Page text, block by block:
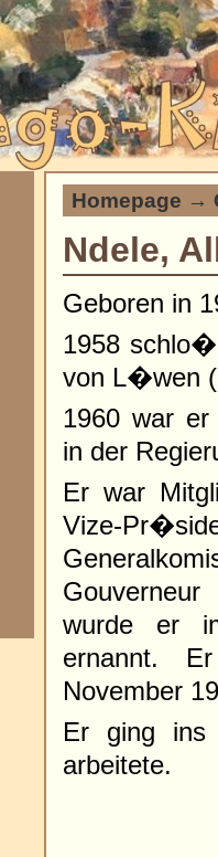
Homepage →
Ndele,
Geboren in
1958
von L�wen
1960 war er
in der
Er war
Vize-
wurde er
ernannt.
November
Er ging ins
arbeitete.